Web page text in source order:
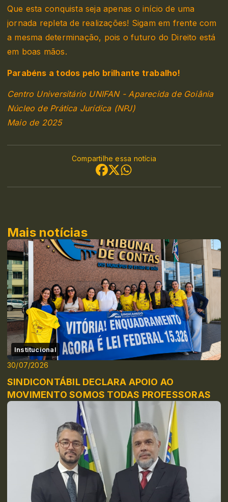
Que esta conquista seja apenas o início de uma
jornada repleta de realizações! Sigam em frente com
a mesma determinação, pois o futuro do Direito está
em boas mãos.
Parabéns a todos pelo brilhante trabalho!
Centro Universitário UNIFAN - Aparecida de Goiânia
Núcleo de Prática Jurídica (NPJ)
Maio de 2025
Compartilhe essa notícia
Mais notícias
Institucional
30/07/2026
SINDICONTÁBIL DECLARA APOIO AO
MOVIMENTO SOMOS TODAS PROFESSORAS